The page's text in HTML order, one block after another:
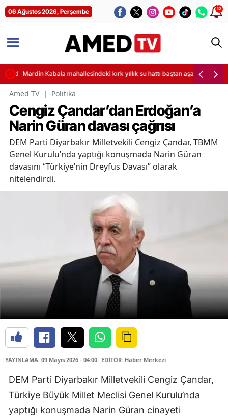
06 Ağustos 2026, Perşembe 12
detayları
Mardin Kabala mahallesindeki kırk yıllık su hattı baştan aşağı
Amed TV | Politika
Cengiz Çandar’dan Erdoğan’a
Narin Güran davası çağrısı
DEM Parti Diyarbakır Milletvekili Cengiz Çandar, TBMM
Genel Kurulu’nda yaptığı konuşmada Narin Güran
davasını “Türkiye’nin Dreyfus Davası” olarak
nitelendirdi.
YAYINLAMA: 09 Mayıs 2026 - 04:00 EDİTÖR: Haber Merkezi
DEM Parti Diyarbakır Milletvekili Cengiz Çandar,
Türkiye Büyük Millet Meclisi Genel Kurulu’nda
yaptığı konuşmada Narin Güran cinayeti